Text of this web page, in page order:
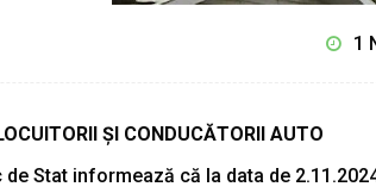
1
ȘI CONDUCĂTORII AUTO
Stat informează că la data de